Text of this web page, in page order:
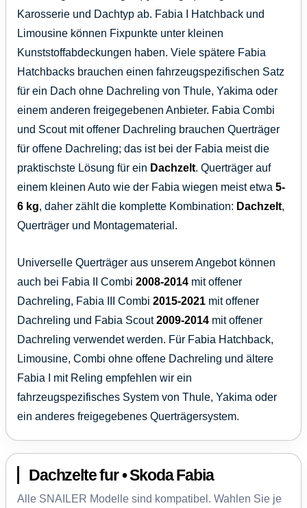
Karosserie und Dachtyp ab. Fabia I Hatchback und
Limousine können Fixpunkte unter kleinen
Kunststoffabdeckungen haben. Viele spätere Fabia
Hatchbacks brauchen einen fahrzeugspezifischen Satz
für ein Dach ohne Dachreling von Thule, Yakima oder
einem anderen freigegebenen Anbieter. Fabia Combi
und Scout mit offener Dachreling brauchen Querträger
für offene Dachreling; das ist bei der Fabia meist die
praktischste Lösung für ein Dachzelt. Querträger auf
einem kleinen Auto wie der Fabia wiegen meist etwa 5-
6 kg, daher zählt die komplette Kombination: Dachzelt,
Querträger und Montagematerial.
Universelle Querträger aus unserem Angebot können
auch bei Fabia II Combi 2008-2014 mit offener
Dachreling, Fabia III Combi 2015-2021 mit offener
Dachreling und Fabia Scout2009-2014 mit offener
Dachreling verwendet werden. Für Fabia Hatchback,
Limousine, Combi ohne offene Dachreling und ältere
Fabia I mit Reling empfehlen wir ein
fahrzeugspezifisches System von Thule, Yakima oder
ein anderes freigegebenes Querträgersystem.
Dachzelte fur • Skoda Fabia
Alle SNAILER Modelle sind kompatibel. Wahlen Sie je